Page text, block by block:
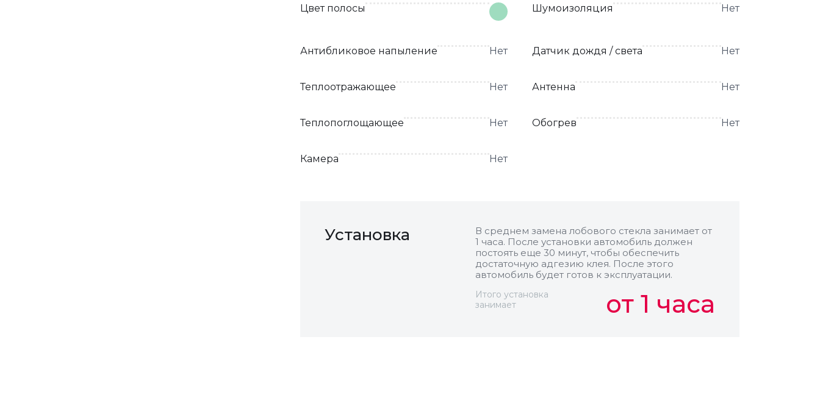
Цвет полосы Шумоизоляция Нет
Антибликовое напыление Нет Датчик дождя / света Нет
Теплоотражающее Нет Антенна Нет
Теплопоглощающее Нет Обогрев Нет
Камера Нет
Установка
В среднем замена лобового стекла занимает от
1 часа. После установки автомобиль должен
постоять еще 30 минут, чтобы обеспечить
достаточную адгезию клея. После этого
автомобиль будет готов к эксплуатации.
Итого установка
занимает
от 1 часа